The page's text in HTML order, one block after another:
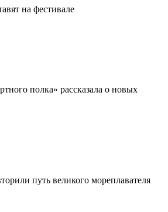
на фестивале
полка» рассказала о новых
путь великого мореплавателя